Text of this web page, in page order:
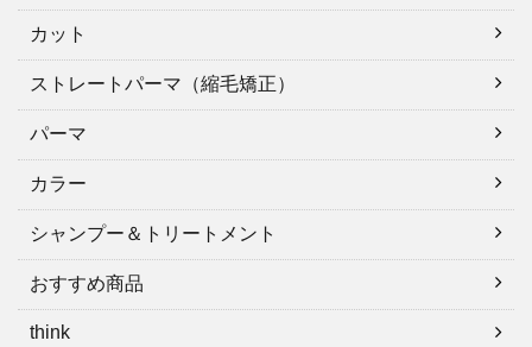
カット
ストレートパーマ（縮毛矯正）
パーマ
カラー
シャンプー＆トリートメント
おすすめ商品
think